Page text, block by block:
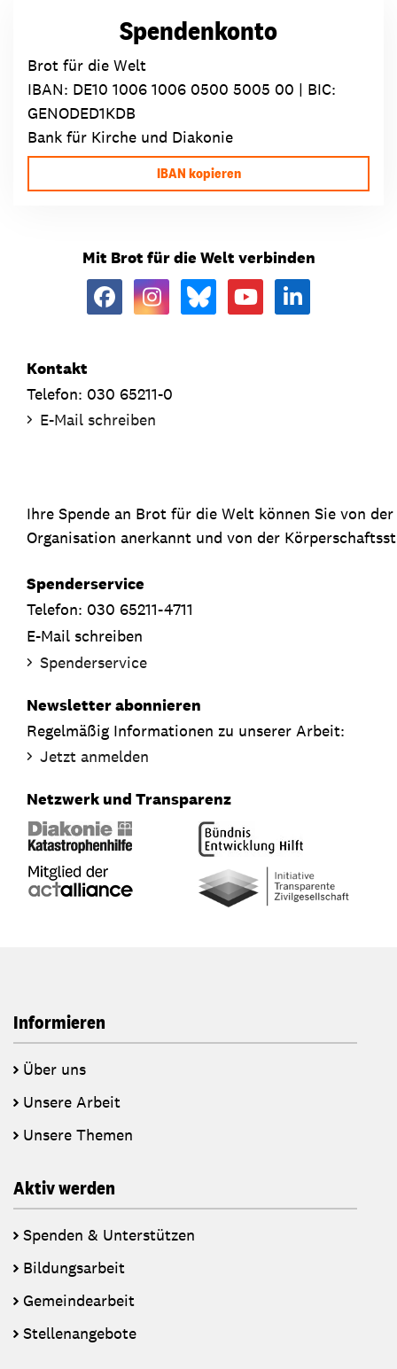
Spendenkonto
Brot für die Welt
IBAN: DE10 1006 1006 0500 5005 00 | BIC:
GENODED1KDB
Bank für Kirche und Diakonie
IBAN kopieren
Mit Brot für die Welt verbinden
Kontakt
Telefon: 030 65211-0
E-Mail schreiben
Ihre Spende an Brot für die Welt können Sie von
Organisation anerkannt und von der
Spenderservice
Telefon: 030 65211-4711
E-Mail schreiben
Spenderservice
Newsletter abonnieren
Regelmäßig Informationen zu unserer Arbeit:
Jetzt anmelden
Netzwerk und Transparenz
Informieren
Über uns
Unsere Arbeit
Unsere Themen
Aktiv werden
Spenden & Unterstützen
Bildungsarbeit
Gemeindearbeit
Stellenangebote